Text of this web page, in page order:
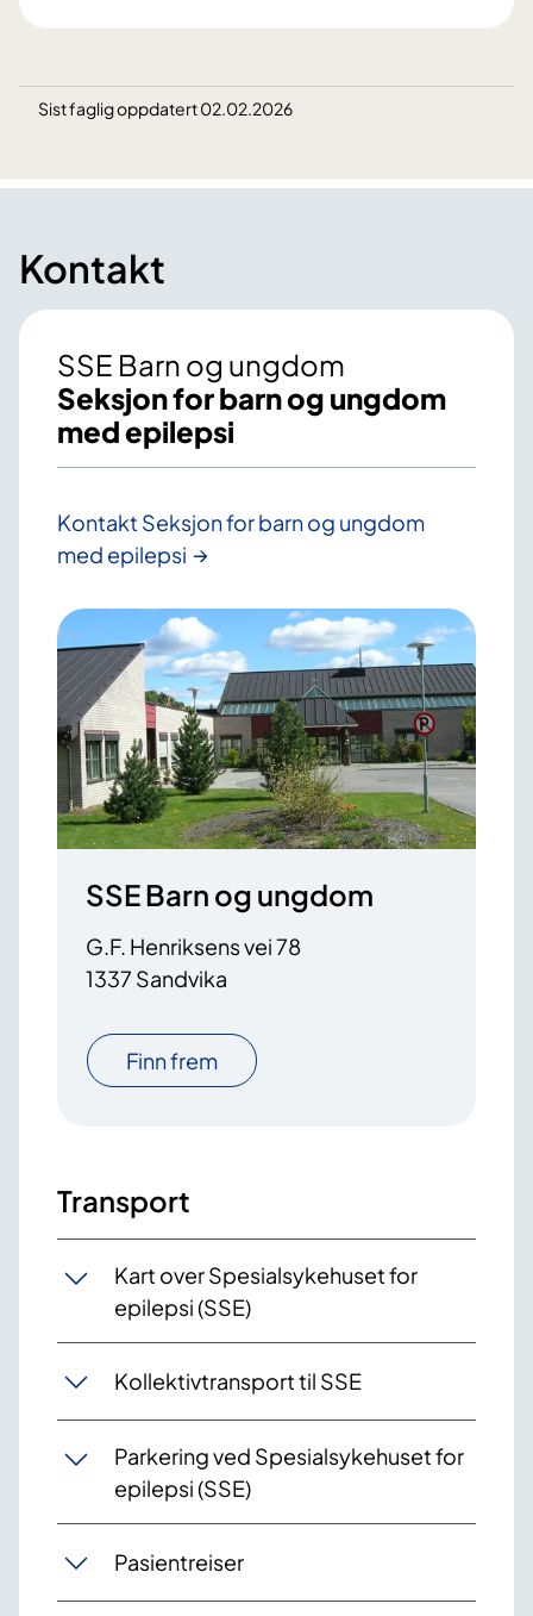
Sist faglig oppdatert 02.02.2026
Kontakt
SSE Barn og ungdom
Seksjon for barn og ungdom
med epilepsi
Kontakt Seksjon for barn og ungdom
med epilepsi
SSE Barn og ungdom
G.F. Henriksens vei 78
1337 Sandvika
Finn frem
Transport
Kart over Spesialsykehuset for
epilepsi (SSE)
Kollektivtransport til SSE
Parkering ved Spesialsykehuset for
epilepsi (SSE)
Pasientreiser